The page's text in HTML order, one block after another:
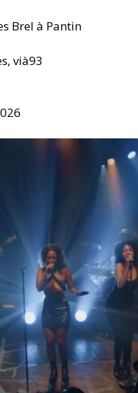
Brel à Pantin
vià93